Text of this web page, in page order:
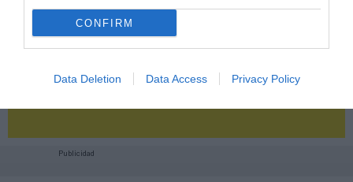
CONFIRM
Data Deletion Data Access Privacy Policy
Publicidad